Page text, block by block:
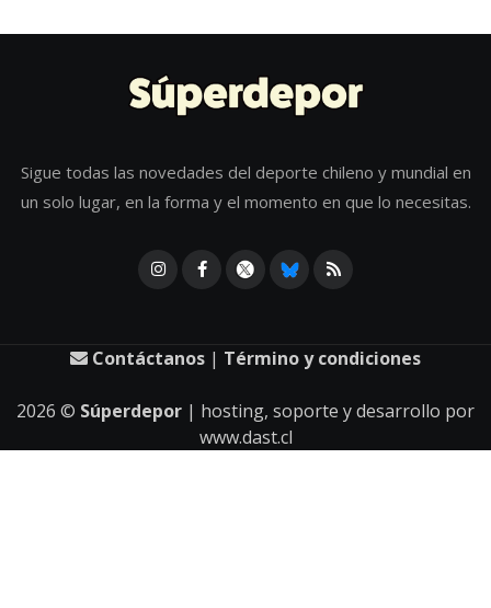
Sigue todas las novedades del deporte chileno y mundial en
un solo lugar, en la forma y el momento en que lo necesitas.
Contáctanos | Término y condiciones
2026 © Súperdepor | hosting, soporte y desarrollo por
www.dast.cl